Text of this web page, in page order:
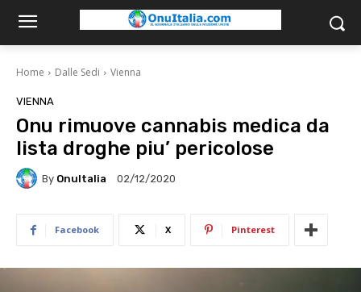
Home Dalle Sedi Vienna
VIENNA
Onu rimuove cannabis medica da
lista droghe piu’ pericolose
By OnuItalia 02/12/2020
Facebook X Pinterest